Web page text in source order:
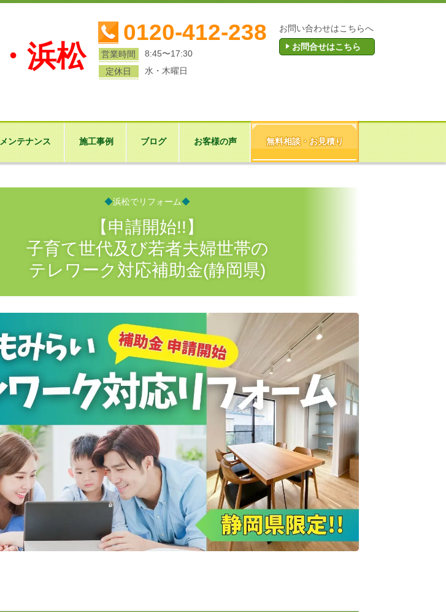
・浜松
0120-412-238
営業時間
8:45〜17:30
定休日
水・木曜日
お問い合わせはこちらへ
お問合せはこちら
メンテナンス 施工事例 ブログ お客様の声 無料相談・お見積り
◆浜松でリフォーム◆
【申請開始!!】
子育て世代及び若者夫婦世帯の
テレワーク対応補助金(静岡県)